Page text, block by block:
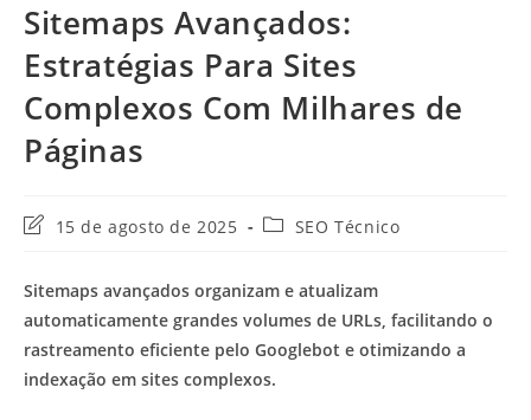
Sitemaps Avançados:
Estratégias Para Sites
Complexos Com Milhares de
Páginas
Última
post:
15 de agosto de 2025
Categoria
SEO Técnico
Sitemaps avançados organizam e atualizam
automaticamente grandes volumes de URLs, facilitando o
rastreamento eficiente pelo Googlebot e otimizando a
indexação em sites complexos.